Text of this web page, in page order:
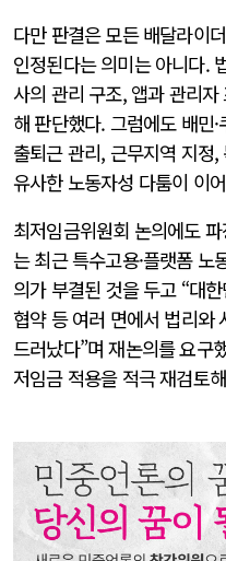
다만 판결은 모든 배달라이
인정된다는 의미는 아니다.
사의 관리 구조, 앱과 관리
해 판단했다. 그럼에도 배민
출퇴근 관리, 근무지역 지정
유사한 노동자성 다툼이 이
최저임금위원회 논의에도
는 최근 특수고용·플랫폼
의가 부결된 것을 두고 “대
협약 등 여러 면에서 법리와
드러났다”며 재논의를 요구
저임금 적용을 적극 재검토